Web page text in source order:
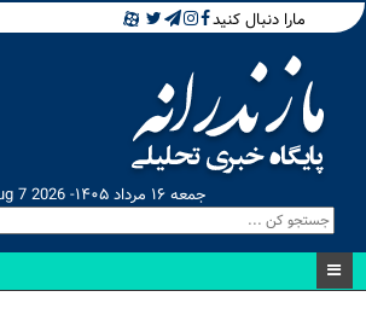
مارا دنبال کنید
جمعه ۱۶ مرداد ۱۴۰۵- Aug 7 2026